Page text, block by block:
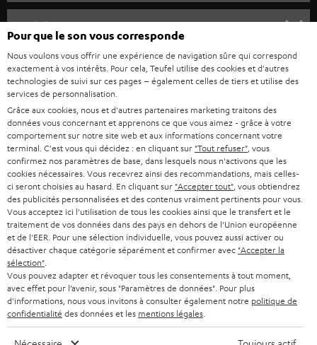
s
à
l
a
n
e
w
s
l
e
t
t
e
r
BARRES DE SON
STEREO
SMART HOME
BLUETOOTH
CASQUES AUDIO
CASQUES BLUETOOTH AUDIO
SYSTEMES COMPLETS
ENCEINTES
ULTIMA
Société
SUPPORT
CARRIÈRE
PRESSE
B2B
NEWSLETTER
MAGASINS
AVANTAGES D’ACHAT
L’HISTOIRE DE TEUFEL
Boutiques en ligne Teufel
ALLEMAGNE
AUTRICHE
SUISSE
PAYS-BAS
BELGIQUE
FRANCE
POLOGNE
Pour que le son vous corresponde
Nous voulons vous offrir une expérience de navigation sûre qui correspond
exactement à vos intérêts. Pour cela, Teufel utilise des cookies et d'autres
technologies de suivi sur ces pages – également celles de tiers et utilise des
services de personnalisation.
Grâce aux cookies, nous et d'autres partenaires marketing traitons des
données vous concernant et apprenons ce que vous aimez - grâce à votre
comportement sur notre site web et aux informations concernant votre
terminal. C'est vous qui décidez : en cliquant sur "Tout refuser" , vous
confirmez nos paramètres de base, dans lesquels nous n'activons que les
cookies nécessaires. Vous recevrez ainsi des recommandations, mais celles-
ci seront choisies au hasard. En cliquant sur "Accepter tout" , vous obtiendrez
des publicités personnalisées et des contenus vraiment pertinents pour vous.
Vous acceptez ici l'utilisation de tous les cookies ainsi que le transfert et le
traitement de vos données dans des pays en dehors de l'Union européenne
et de l'EER. Pour une sélection individuelle, vous pouvez aussi activer ou
désactiver chaque catégorie séparément et confirmer avec "Accepter la
sélection"
Vous pouvez adapter et révoquer tous les consentements à tout moment,
avec effet pour l’avenir, sous "Paramètres de données". Pour plus
d'informations, nous vous invitons à consulter également notre politique de
confidentialité des données et les mentions légales